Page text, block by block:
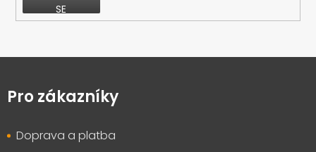
SE
pPro zákazníky
Doprava a platba